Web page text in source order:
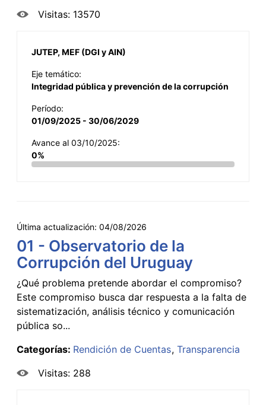
Visitas: 13570
JUTEP, MEF (DGI y AIN)
Eje temático:
Integridad pública y prevención de la corrupción
Período:
01/09/2025 - 30/06/2029
Avance al 03/10/2025:
0%
Última actualización: 04/08/2026
01 - Observatorio de la
Corrupción del Uruguay
¿Qué problema pretende abordar el compromiso?
Este compromiso busca dar respuesta a la falta de
sistematización, análisis técnico y comunicación
pública so...
Categorías: Rendición de Cuentas Transparencia
Visitas: 288